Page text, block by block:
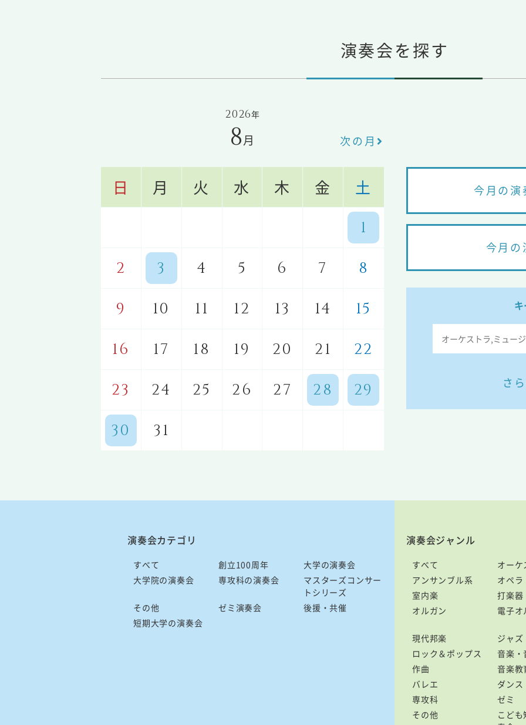
演奏会を探す
2026年
8月 次の月
日 月 火 水 木 金 土
1
2
3 4 5 6 7
8
9
10 11 12 13 14
15
16
17 18 19 20 21
22
23
24 25 26 27 28
29
30
31
今月の
今月の
さ
演奏会カテゴリ
すべて 創立100周年
大学の演奏会
大学院の演奏会
専攻科の演奏会
マスターズコンサー
トシリーズ
その他
ゼミ演奏会
後援・共催
短期大学の演奏会
演奏会ジャンル
すべて オーケ
アンサンブル系
オペラ
室内楽
打楽器
オルガン
電子オ
現代邦楽
ジャズ
ロック＆ポップス
音楽・
作曲
音楽教
バレエ
ダンス
専攻科
ゼミ
その他
こど